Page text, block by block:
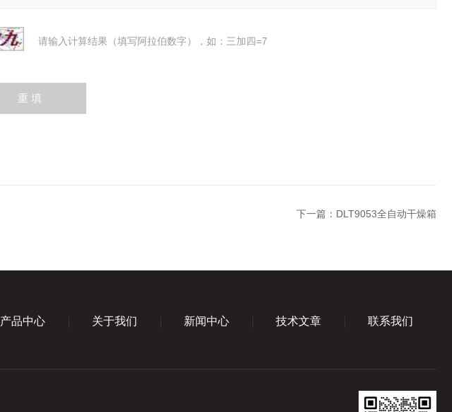
请输入计算结果（填写阿拉伯数字），如：三加四=7
下一篇： DLT9053全自动干燥箱
产品中心 关于我们 新闻中心 技术文章 联系我们